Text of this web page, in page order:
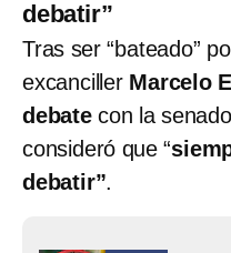
debatir”
Tras ser “bateado”
excanciller Marcelo
debatecon la
consideró que “
debatir”.